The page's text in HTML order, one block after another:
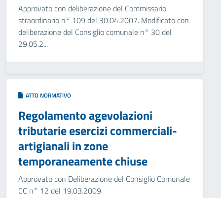
Approvato con deliberazione del Commissario
straordinario n° 109 del 30.04.2007. Modificato con
deliberazione del Consiglio comunale n° 30 del
29.05.2...
ATTO NORMATIVO
Regolamento agevolazioni
tributarie esercizi commerciali-
artigianali in zone
temporaneamente chiuse
Approvato con Deliberazione del Consiglio Comunale
CC n° 12 del 19.03.2009